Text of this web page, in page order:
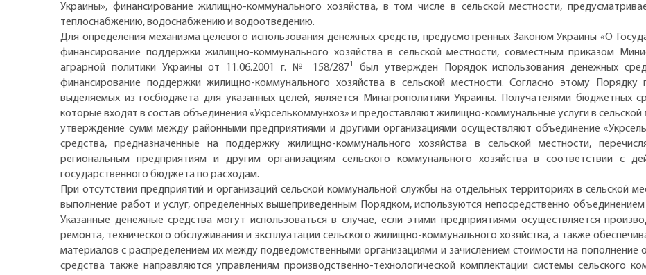
Украины», финансирование жилищно-коммунального хозяйства, в том числе в сельской местности,
теплоснабжению, водоснабжению и водоотведению.
Для определения механизма целевого использования денежных средств, предусмотренных Законом Украины «О
финансирование поддержки жилищно-коммунального хозяйства в сельской местности, совместным приказом
аграрной политики Украины от 11.06.2001 г. № 158/2871
был утвержден Порядок использования денежных
финансирование поддержки жилищно-коммунального хозяйства в сельской местности. Согласно этому Порядку
выделяемых из госбюджета для указанных целей, является Минагрополитики Украины. Получателями бюджетных
которые входят в состав объединения «Укрселькоммунхоз» и предоставляют жилищно-коммунальные услуги в
утверждение сумм между районными предприятиями и другими организациями осуществляют объединение
средства, предназначенные на поддержку жилищно-коммунального хозяйства в сельской местности,
региональным предприятиям и другим организациям сельского коммунального хозяйства в соответствии с
государственного бюджета по расходам.
При отсутствии предприятий и организаций сельской коммунальной службы на отдельных территориях в сельской
выполнение работ и услуг, определенных вышеприведенным Порядком, используются непосредственно
Указанные денежные средства могут использоваться в случае, если этими предприятиями осуществляется
ремонта, технического обслуживания и эксплуатации сельского жилищно-коммунального хозяйства, а также
материалов с распределением их между подведомственными организациями и зачислением стоимости на
средства также направляются управлениям производственно-технологической комплектации системы сельского